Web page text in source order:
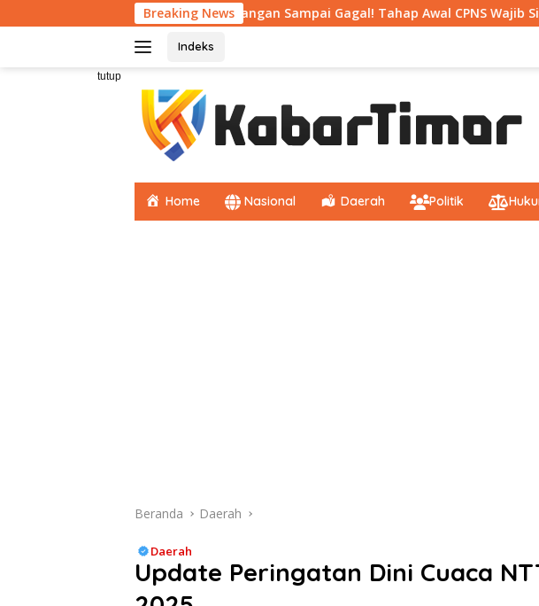
ke
Breaking News
Jangan Sampai Gagal! Tahap Awal CPNS Wajib Siapkan 7 Berkas
Indeks
tutup
Home Nasional Daerah Politik
Beranda Daerah
Daerah
Update Peringatan Dini Cuaca